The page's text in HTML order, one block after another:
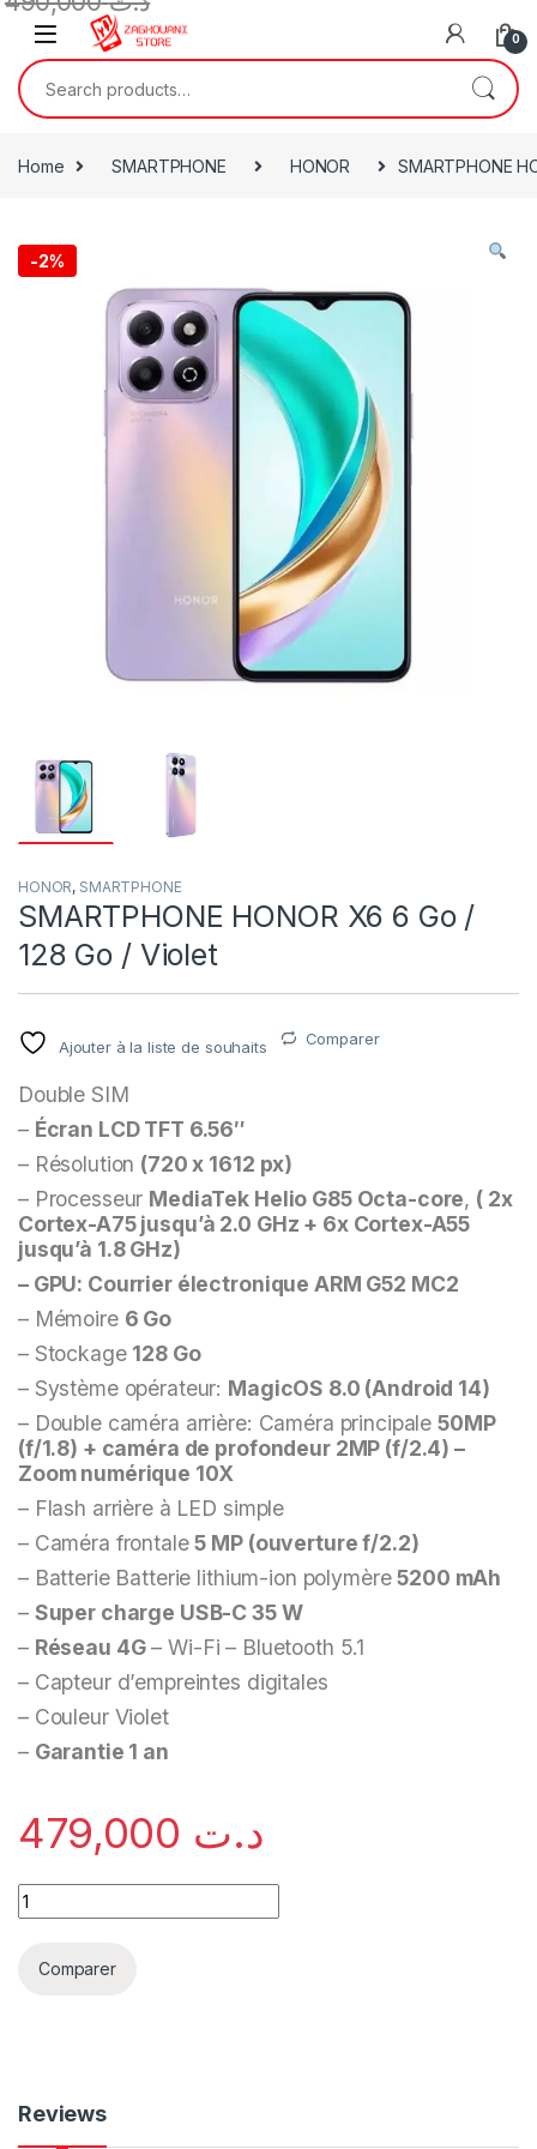
0
Home SMARTPHONE HONOR SMARTPHONE
-2%
HONOR, SMARTPHONE
SMARTPHONE HONOR X6 6 Go /
128 Go / Violet
Ajouter à la liste de souhaits Comparer
Double SIM
– Écran LCD TFT 6.56″
– Résolution (720 x 1612 px)
– Processeur MediaTek Helio G85 Octa-core, ( 2x
Cortex-A75 jusqu’à 2.0 GHz + 6x Cortex-A55
jusqu’à 1.8 GHz)
– GPU: Courrier électronique ARM G52 MC2
– Mémoire 6 Go
– Stockage 128 Go
– Système opérateur: MagicOS 8.0 (Android 14)
– Double caméra arrière: Caméra principale 50MP
(f/1.8) + caméra de profondeur 2MP (f/2.4) –
Zoom numérique 10X
– Flash arrière à LED simple
– Caméra frontale5 MP (ouverture f/2.2)
– Batterie Batterie lithium-ion polymère5200 mAh
– Super charge USB-C 35 W
– Réseau 4G– Wi-Fi – Bluetooth 5.1
– Capteur d’empreintes digitales
– Couleur Violet
– Garantie 1 an
د.ت
Comparer
Reviews